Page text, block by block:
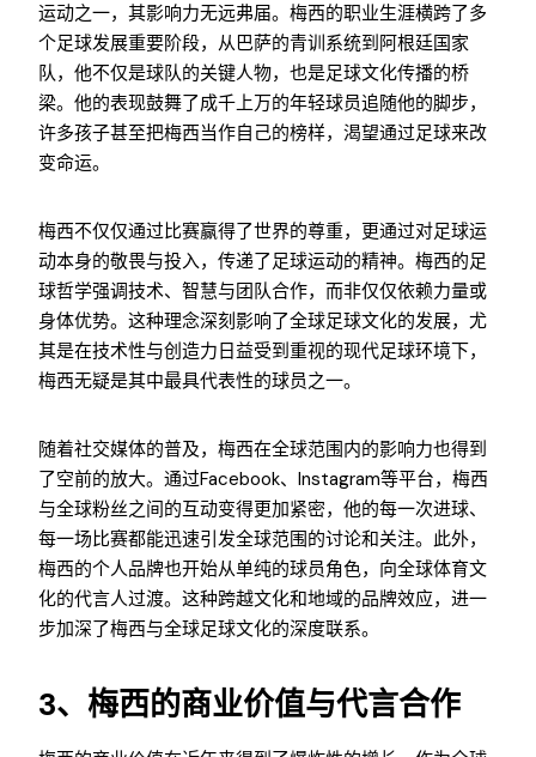
运动之一，其影响力无远弗届。梅西的职业生涯横跨了多
个足球发展重要阶段，从巴萨的青训系统到阿根廷国家
队，他不仅是球队的关键人物，也是足球文化传播的桥
梁。他的表现鼓舞了成千上万的年轻球员追随他的脚步，
许多孩子甚至把梅西当作自己的榜样，渴望通过足球来改
变命运。
梅西不仅仅通过比赛赢得了世界的尊重，更通过对足球运
动本身的敬畏与投入，传递了足球运动的精神。梅西的足
球哲学强调技术、智慧与团队合作，而非仅仅依赖力量或
身体优势。这种理念深刻影响了全球足球文化的发展，尤
其是在技术性与创造力日益受到重视的现代足球环境下，
梅西无疑是其中最具代表性的球员之一。
随着社交媒体的普及，梅西在全球范围内的影响力也得到
了空前的放大。通过Facebook、Instagram等平台，梅西
与全球粉丝之间的互动变得更加紧密，他的每一次进球、
每一场比赛都能迅速引发全球范围的讨论和关注。此外，
梅西的个人品牌也开始从单纯的球员角色，向全球体育文
化的代言人过渡。这种跨越文化和地域的品牌效应，进一
步加深了梅西与全球足球文化的深度联系。
3、梅西的商业价值与代言合作